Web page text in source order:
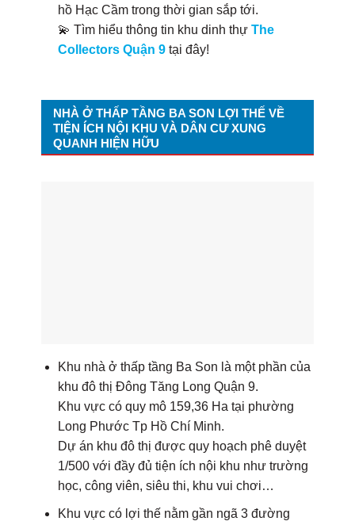
hồ Hạc Cầm trong thời gian sắp tới.
💫 Tìm hiểu thông tin khu dinh thự The
Collectors Quận 9 tại đây!
NHÀ Ở THẤP TẦNG BA SON LỢI THẾ VỀ
TIỆN ÍCH NỘI KHU VÀ DÂN CƯ XUNG
QUANH HIỆN HỮU
Khu nhà ở thấp tầng Ba Son là một phần của
khu đô thị Đông Tăng Long Quận 9.
Khu vực có quy mô 159,36 Ha tại phường
Long Phước Tp Hồ Chí Minh.
Dự án khu đô thị được quy hoạch phê duyệt
1/500 với đầy đủ tiện ích nội khu như trường
học, công viên, siêu thi, khu vui chơi…
Khu vực có lợi thế nằm gần ngã 3 đường